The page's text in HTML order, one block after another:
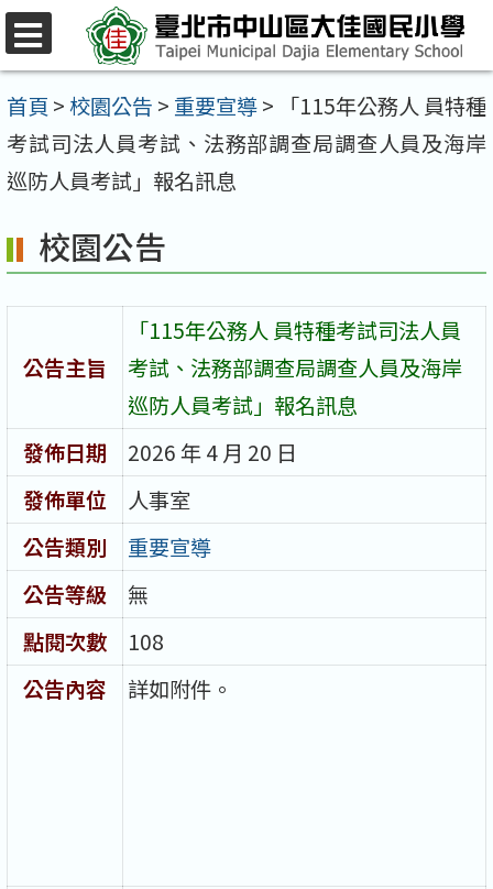
跳
至
主
要
內
區
首頁 >校園公告 > 重要宣導>
「115年公務人 員特種
考試司法人員考試、法務部調查局調查人員及海岸
巡防人員考試」報名訊息
校園公告
公告主旨
「115年公務人 員特種考試司法人員
考試、法務部調查局調查人員及海岸
巡防人員考試」報名訊息
發佈日期
2026 年 4 月 20 日
發佈單位
人事室
公告類別
重要宣導
公告等級
無
點閱次數
108
公告內容
詳如附件。
選
單